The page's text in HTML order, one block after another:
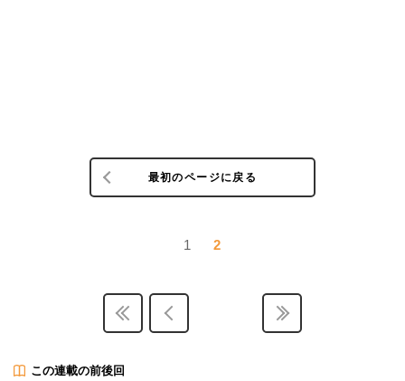
最初のページに戻る
1 2
この連載の前後回